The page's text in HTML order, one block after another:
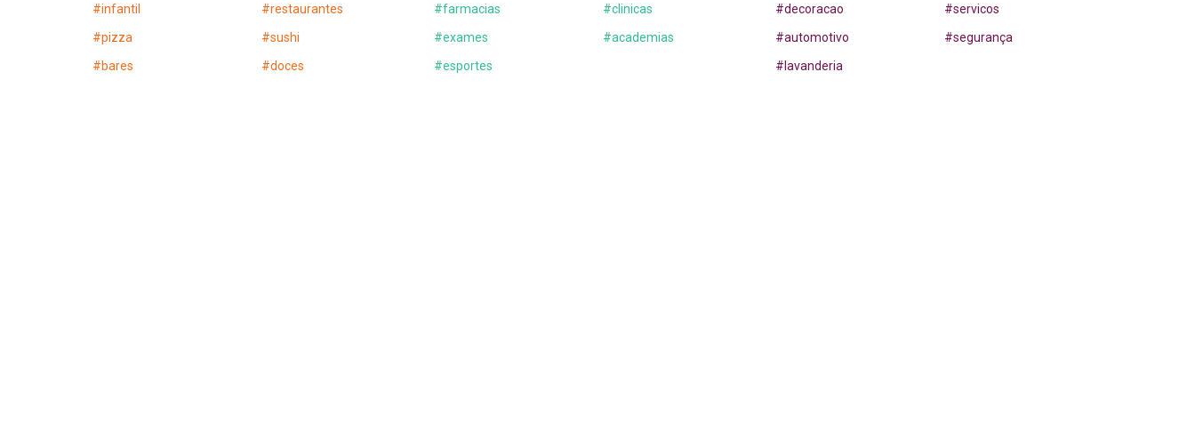
#infantil #restaurantes
#pizza #sushi
#bares #doces
#farmacias #clinicas
#exames #academias
#esportes
#decoracao #servicos
#automotivo #segurança
# lavanderia